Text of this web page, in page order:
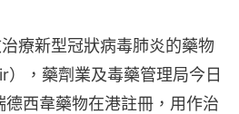
療新型冠狀病毒肺炎的藥物
，藥劑業及毒藥管理局今日
德西韋藥物在港註冊，用作治